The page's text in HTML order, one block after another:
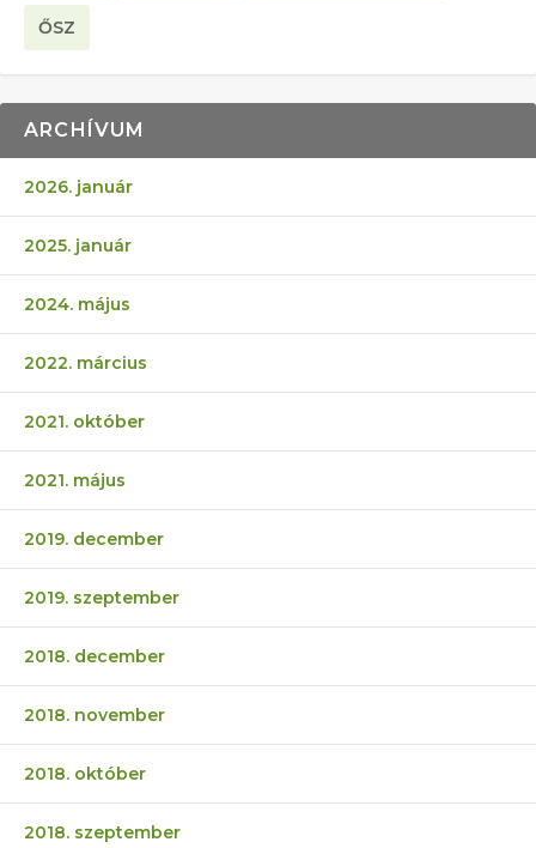
ŐSZ
ARCHÍVUM
2026. január
2025. január
2024. május
2022. március
2021. október
2021. május
2019. december
2019. szeptember
2018. december
2018. november
2018. október
2018. szeptember